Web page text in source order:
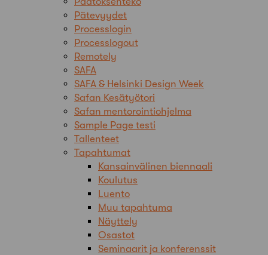
Pätevyydet
Processlogin
Processlogout
Remotely
SAFA
SAFA & Helsinki Design Week
Safan Kesätyötori
Safan mentorointiohjelma
Sample Page testi
Tallenteet
Tapahtumat
Kansainvälinen biennaali
Koulutus
Luento
Muu tapahtuma
Näyttely
Osastot
Seminaarit ja konferenssit